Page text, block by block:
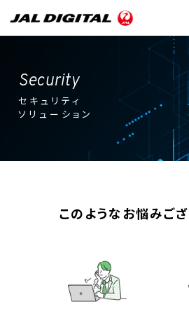
Security
セキュリティ
ソリューション
このようなお悩みご